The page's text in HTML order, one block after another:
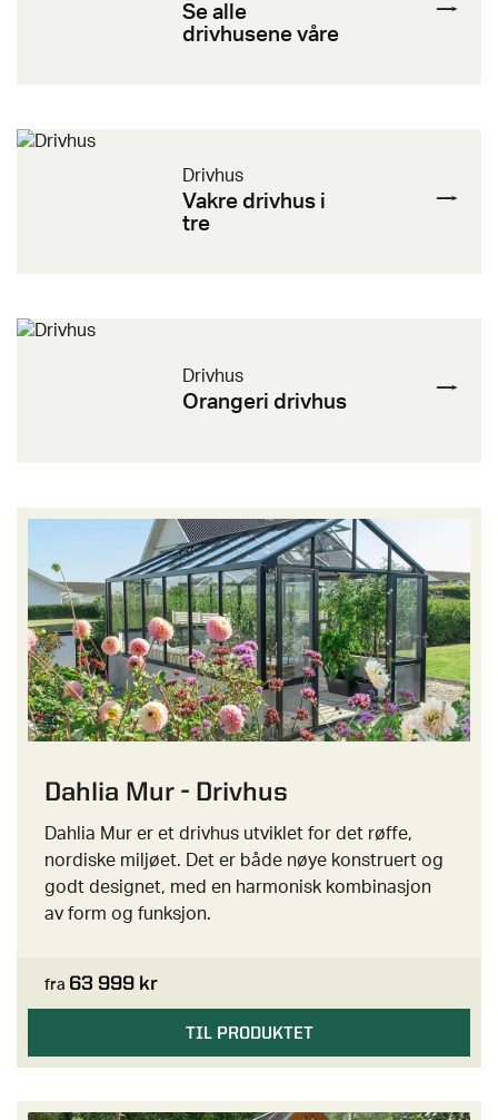
Se alle
drivhusene våre
Drivhus
Vakre drivhus i
tre
Drivhus
Orangeri drivhus
Dahlia Mur - Drivhus
Dahlia Mur er et drivhus utviklet for det røffe,
nordiske miljøet. Det er både nøye konstruert og
godt designet, med en harmonisk kombinasjon
av form og funksjon.
fra 63 999 kr
TIL PRODUKTET